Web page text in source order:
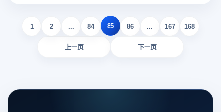
时，优质的代理IP服务也可以提高网络的稳定性和访问速度。
上一页
1 2 ... 84 85 86 ... 167 168
下一页